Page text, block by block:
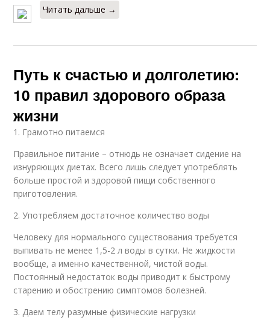
Читать дальше →
Путь к счастью и долголетию:
10 правил здорового образа
жизни
1. Грамотно питаемся
Правильное питание – отнюдь не означает сидение на
изнуряющих диетах. Всего лишь следует употреблять
больше простой и здоровой пищи собственного
приготовления.
2. Употребляем достаточное количество воды
Человеку для нормального существования требуется
выпивать не менее 1,5-2 л воды в сутки. Не жидкости
вообще, а именно качественной, чистой воды.
Постоянный недостаток воды приводит к быстрому
старению и обострению симптомов болезней.
3. Даем телу разумные физические нагрузки